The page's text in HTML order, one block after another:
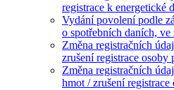
registrace k energetické
Vydání povolení podle
o spotřebních daních,
Změna registračních
zrušení registrace osoby
Změna registračních
hmot / zrušení